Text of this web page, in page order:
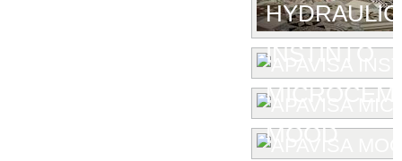
HYDRAULIC
INSTINTO
MOOD